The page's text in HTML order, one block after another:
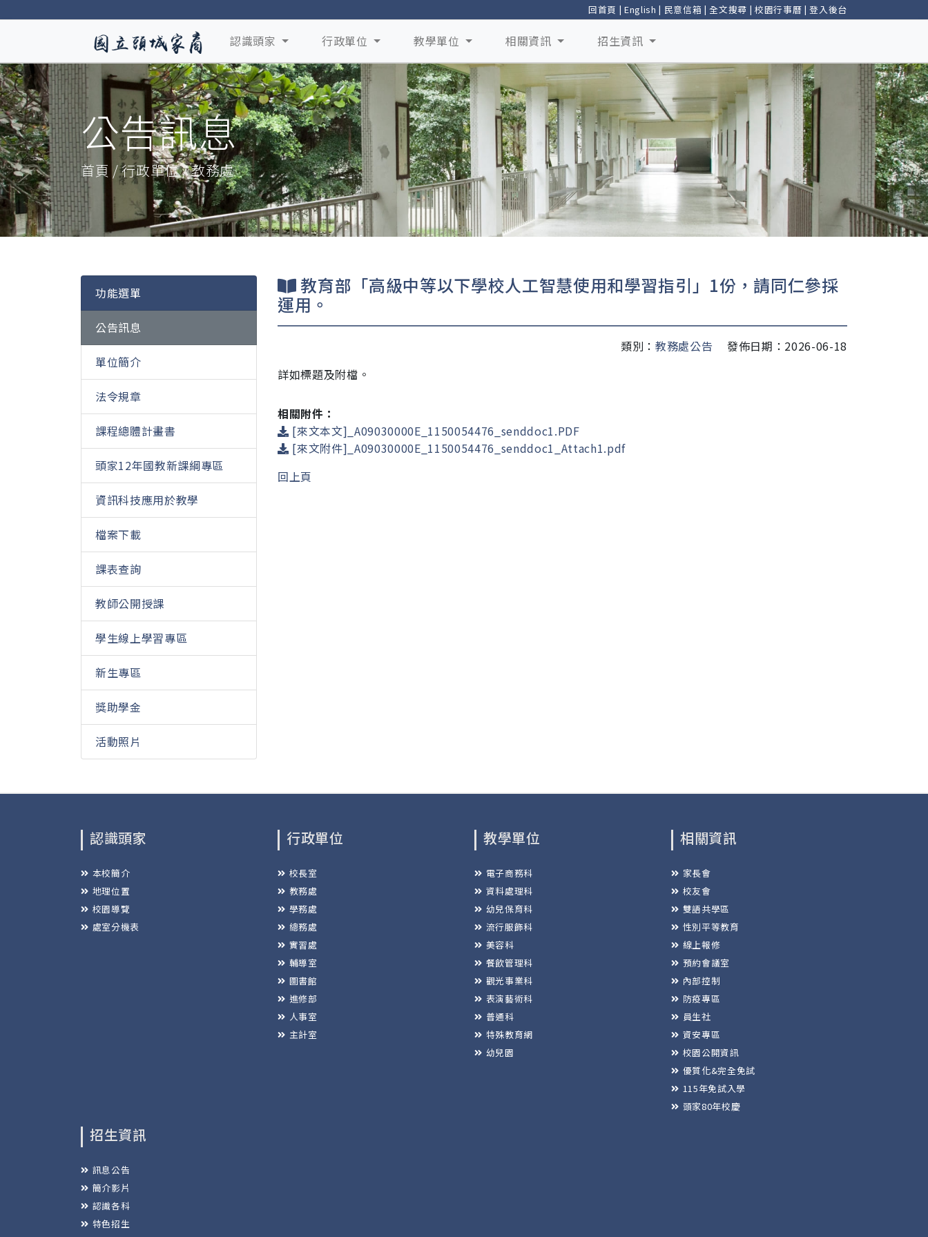
回首頁 | English | 民意信箱 |全文搜尋 | 校園行事曆 |登入後台
認識頭家 行政單位 教學單位 相關資訊 招生資訊
公告訊息
首頁 / 行政單位 / 教務處
功能選單
公告訊息
單位簡介
法令規章
課程總體計畫書
頭家12年國教新課綱專區
資訊科技應用於教學
檔案下載
課表查詢
教師公開授課
學生線上學習專區
新生專區
獎助學金
活動照片
教育部「高級中等以下學校人工智慧使用和學習指引」1份，請同仁參採
運用。
類別： 教務處公告
發佈日期：2026-06-18
詳如標題及附檔。
相關附件：
[來文本文]_A09030000E_1150054476_senddoc1.PDF
[來文附件]_A09030000E_1150054476_senddoc1_Attach1.pdf
回上頁
認識頭家
本校簡介
地理位置
校園導覽
處室分機表
行政單位
校長室
教務處
學務處
總務處
實習處
輔導室
圖書館
進修部
人事室
主計室
教學單位
電子商務科
資料處理科
幼兒保育科
流行服飾科
美容科
餐飲管理科
觀光事業科
表演藝術科
普通科
特殊教育網
幼兒園
相關資訊
家長會
校友會
雙語共學區
性別平等教育
線上報修
預約會議室
內部控制
防疫專區
員生社
資安專區
校園公開資訊
優質化&完全免試
115年免試入學
頭家80年校慶
招生資訊
訊息公告
簡介影片
認識各科
特色招生